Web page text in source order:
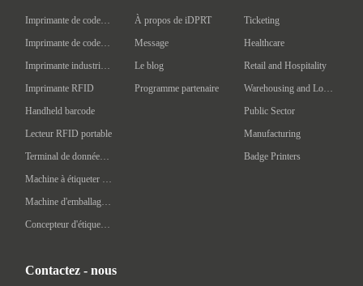
Imprimante de codes à barres de bureau
Imprimante de codes à barres mobile
Imprimante industrielle de codes à barres
Imprimante RFID
Handheld barcode
Lecteur RFID portable
Terminal de données portatif
Machine à étiqueter automatique
Machine d'emballage intelligente
Concepteur d'étiquettes
À propos de iDPRT
Message
Le blog
Programme partenaire
Ticketing
Healthcare
Retail and Hospitality
Warehousing and Logistics
Public Sector
Manufacturing
Badge Printers
Contactez - nous